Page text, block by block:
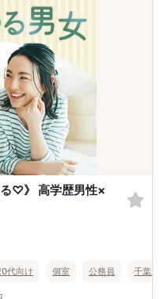
る♡》 高学歴男性×
代向け 個室 公務員 千葉県